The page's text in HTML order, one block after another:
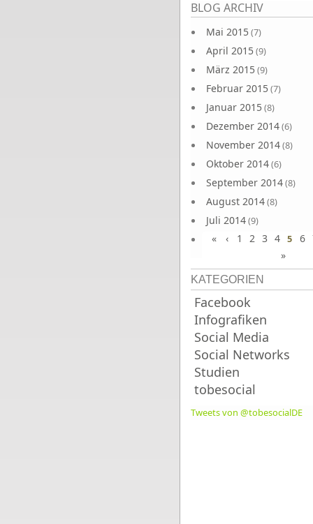
BLOG ARCHIV
Mai 2015(7)
April 2015(9)
März 2015(9)
Februar 2015(7)
Januar 2015(8)
Dezember 2014(6)
November 2014(8)
Oktober 2014(6)
September 2014(8)
August 2014(8)
Juli 2014(9)
Juni 2014(8)
« ‹ 1 2 3 4 5 6
»
KATEGORIEN
Facebook
Infografiken
Social Media
Social Networks
Studien
tobesocial
Tweets von @tobesocialDE